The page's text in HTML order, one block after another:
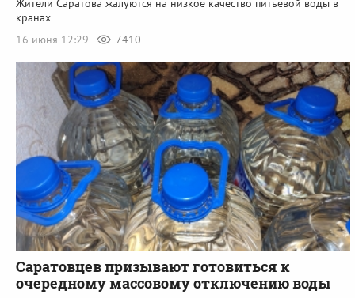
Жители Саратова жалуются на низкое качество питьевой воды в
кранах
16 июня 12:29
7410
Саратовцев призывают готовиться к
очередному массовому отключению воды